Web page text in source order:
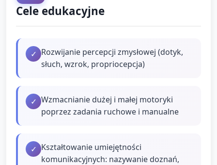
Cele edukacyjne
✓ Rozwijanie percepcji zmysłowej (dotyk,
słuch, wzrok, propriocepcja)
✓ Wzmacnianie dużej i małej motoryki
poprzez zadania ruchowe i manualne
✓ Kształtowanie umiejętności
komunikacyjnych: nazywanie doznań,